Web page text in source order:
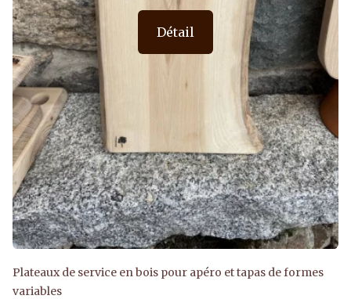
Détail
Plateaux de service en bois pour apéro et tapas de formes
variables